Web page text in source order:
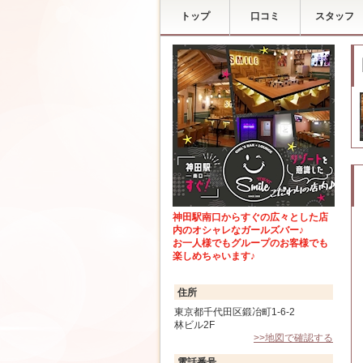
トップ 口コミ スタッフ
神田駅南口からすぐの広々とした店
内のオシャレなガールズバー♪
お一人様でもグループのお客様でも
楽しめちゃいます♪
住所
東京都千代田区鍛冶町1-6-2
林ビル2F
>>地図で確認する